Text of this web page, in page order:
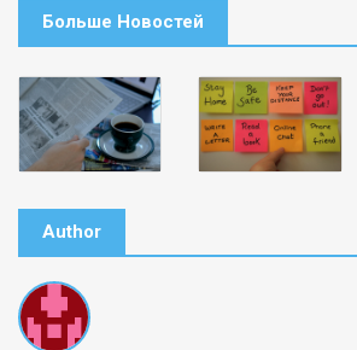
Больше Новостей
Author